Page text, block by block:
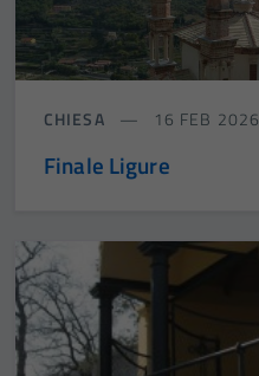
CHIESA 16 FEB 2026
Finale Ligure